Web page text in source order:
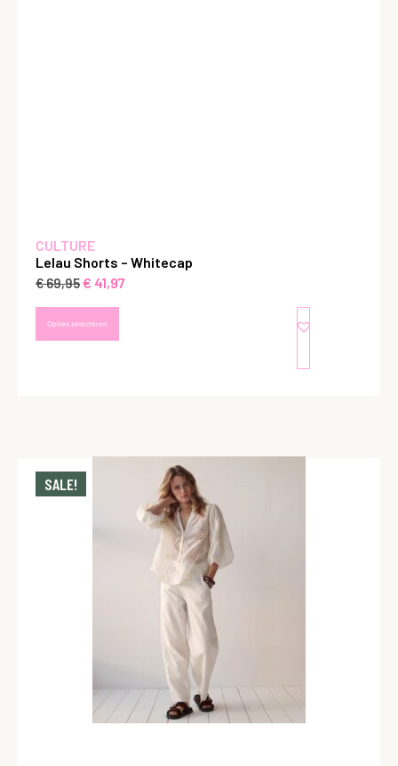
CULTURE
Lelau Shorts – Whitecap
€69,95€ 41,97
Opties selecteren
SALE!